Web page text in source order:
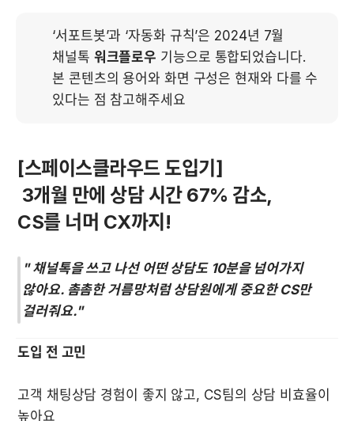
‘서포트봇’과 ‘자동화 규칙’은 2024년 7월
채널톡 워크플로우 기능으로 통합되었습니다.
본 콘텐츠의 용어와 화면 구성은 현재와 다를 수
있다는 점 참고해주세요
[스페이스클라우드 도입기]
CS를 너머 CX까지!
" 채널톡을 쓰고 나선 어떤 상담도 10분을 넘어가지
않아요. 촘촘한 거름망처럼 상담원에게 중요한 CS만
걸러줘요."
도입 전 고민
고객 채팅상담 경험이 좋지 않고, CS팀의 상담 비효율이